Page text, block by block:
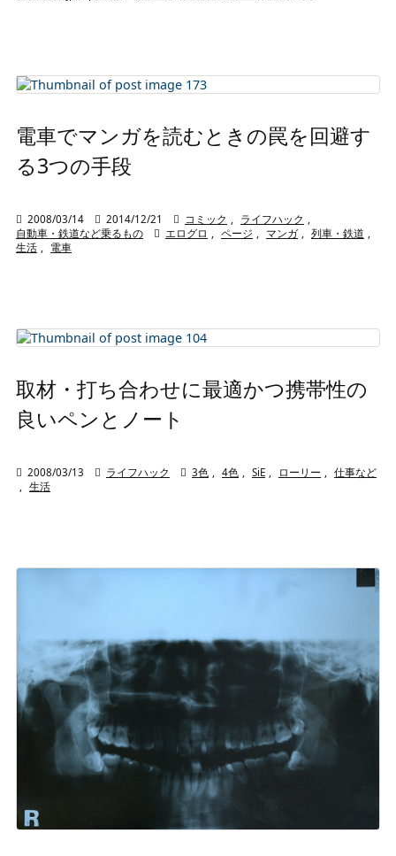
電車でマンガを読むときの罠を回避す
る3つの手段
 2008/03/14  2014/12/21  コミック ライフハック
自動車・鉄道など乗るもの
 エログロ ページ マンガ 列車・鉄道
生活
電車
取材・打ち合わせに最適かつ携帯性の
良いペンとノート
 2008/03/13  ライフハック  3色 4色 SiE ローリー
仕事など
生活